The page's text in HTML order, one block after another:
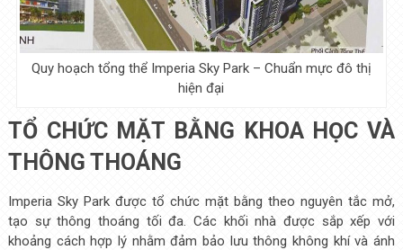
Quy hoạch tổng thể Imperia Sky Park – Chuẩn mực đô thị
hiện đại
TỔ CHỨC MẶT BẰNG KHOA HỌC VÀ
THÔNG THOÁNG
Imperia Sky Park được tổ chức mặt bằng theo nguyên tắc mở,
tạo sự thông thoáng tối đa. Các khối nhà được sắp xếp với
khoảng cách hợp lý nhằm đảm bảo lưu thông không khí và ánh